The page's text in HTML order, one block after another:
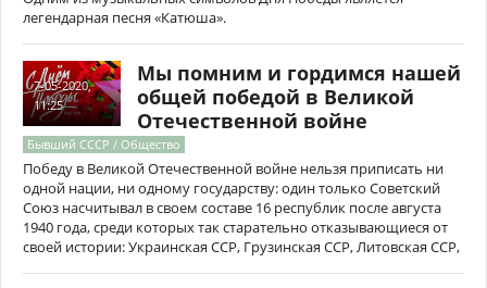
легендарная песня «Катюша».
7-05-2020,
11:25
Мы помним и гордимся нашей
общей победой в Великой
Отечественной войне
Бывший СССР / Общество
Победу в Великой Отечественной войне нельзя приписать ни
одной нации, ни одному государству: один только Советский
Союз насчитывал в своем составе 16 республик после августа
1940 года, среди которых так старательно отказывающиеся от
своей истории: Украинская ССР, Грузинская ССР, Литовская ССР,